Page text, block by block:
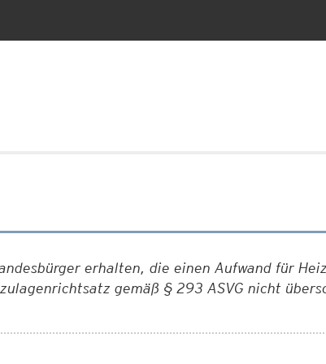
erhalten, die einen Aufwand für
gemäß § 293 ASVG nicht